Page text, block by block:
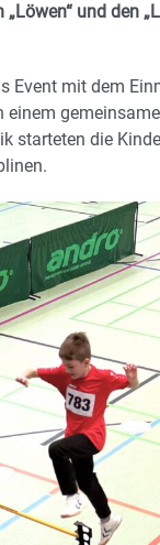
und den
Event mit dem
einem
starteten die